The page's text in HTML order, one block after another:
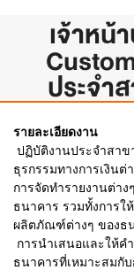
เจ้าหน้
ประจำ
รายละเอียดงาน
 ปฏิบัติงานประจำสา
ธุรกรรมทางการเงินต่
การจัดทำรายงานต่า
ธนาคาร รวมทั้งการใ
ผลิตภัณฑ์ต่างๆ ของธ
 การนำเสนอและใ
ธนาคารที่เหมาะสมกั